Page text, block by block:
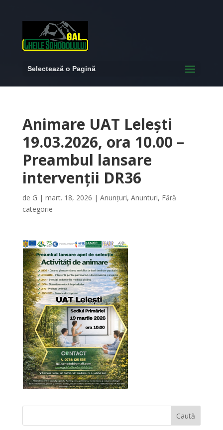
Selectează o Pagină
Animare UAT Lelești
19.03.2026, ora 10.00 –
Preambul lansare
intervenții DR36
de G | mart. 18, 2026 | Anunțuri, Anunturi, Fără
categorie